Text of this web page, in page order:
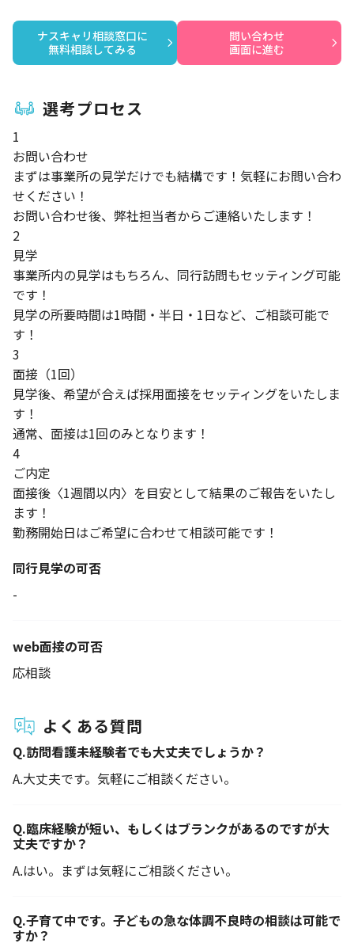
ナスキャリ相談窓口に
無料相談してみる
問い合わせ
画面に進む
選考プロセス
1
お問い合わせ
まずは事業所の見学だけでも結構です！気軽にお問い合わ
せください！
お問い合わせ後、弊社担当者からご連絡いたします！
2
見学
事業所内の見学はもちろん、同行訪問もセッティング可能
です！
見学の所要時間は1時間・半日・1日など、ご相談可能で
す！
3
面接（1回）
見学後、希望が合えば採用面接をセッティングをいたしま
す！
通常、面接は1回のみとなります！
4
ご内定
面接後〈1週間以内〉を目安として結果のご報告をいたし
ます！
勤務開始日はご希望に合わせて相談可能です！
同行見学の可否
-
web面接の可否
応相談
よくある質問
Q.訪問看護未経験者でも大丈夫でしょうか？
A.大丈夫です。気軽にご相談ください。
Q.臨床経験が短い、もしくはブランクがあるのですが大
丈夫ですか？
A.はい。まずは気軽にご相談ください。
Q.子育て中です。子どもの急な体調不良時の相談は可能で
すか？